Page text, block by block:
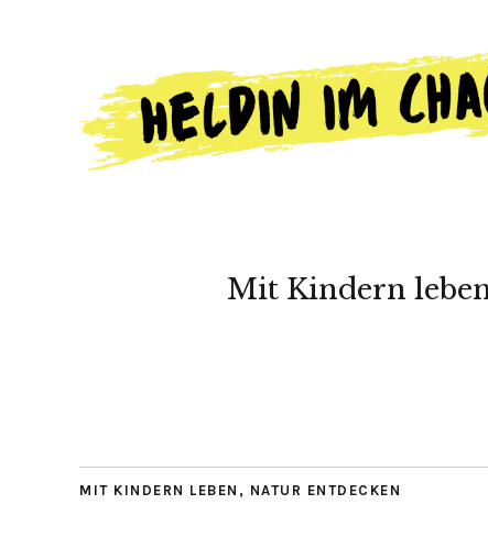
Mit Kindern
MIT KINDERN LEBEN , NATUR ENTDECKEN